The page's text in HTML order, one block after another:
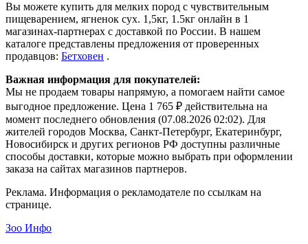
Вы можете купить для мелких пород с чувствительным
пищеварением, ягненок сух. 1,5кг, 1.5кг онлайн в 1
магазинах-партнерах с доставкой по России. В нашем
каталоге представлены предложения от проверенных
продавцов: Бетховен .
Важная информация для покупателей:
Мы не продаем товары напрямую, а помогаем найти самое
выгодное предложение. Цена 1 765 ₽ действительна на
момент последнего обновления (07.08.2026 02:02). Для
жителей городов Москва, Санкт-Петербург, Екатеринбург,
Новосибирск и других регионов РФ доступны различные
способы доставки, которые можно выбрать при оформлении
заказа на сайтах магазинов партнеров.
Реклама. Информация о рекламодателе по ссылкам на
странице.
Зоо Инфо